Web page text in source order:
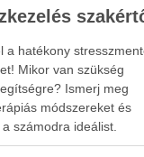
a hatékony
Mikor van szükség
Ismerj meg
módszereket és
számodra ideálist.